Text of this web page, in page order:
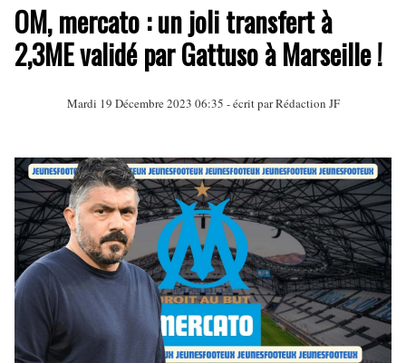
OM, mercato : un joli transfert à
2,3ME validé par Gattuso à Marseille !
Mardi 19 Décembre 2023 06:35 - écrit par Rédaction JF